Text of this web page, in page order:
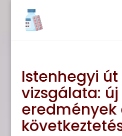
Istenhegyi
vizsgálata: új
eredmények